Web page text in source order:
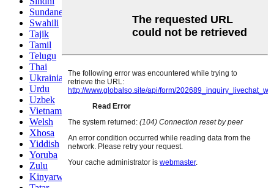
Sundanese
Swahili
Tajik
Tamil
Telugu
Thai
Ukrainian
Urdu
Uzbek
Vietnamese
Welsh
Xhosa
Yiddish
Yoruba
Zulu
Kinyarwanda